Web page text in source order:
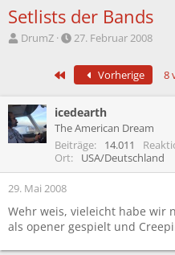
Setlists der Bands
E
l
l
e
DrumZ
E
s
t
l
a
27. Februar 2008
Erste Vorherige 8
icedearth
The American Dream
Beiträge
14.011
Ort
USA/Deutschland
29. Mai 2008
Wehr weis, vieleicht habe wir
als opener gespielt und